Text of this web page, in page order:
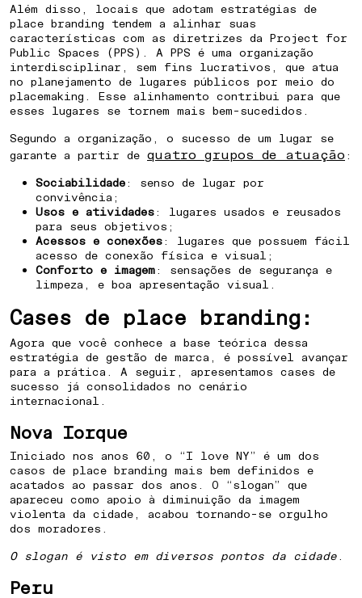
Além disso, locais que adotam estratégias de
place branding tendem a alinhar suas
características com as diretrizes da Project for
Public Spaces (PPS). A PPS é uma organização
interdisciplinar, sem fins lucrativos, que atua
no planejamento de lugares públicos por meio do
placemaking. Esse alinhamento contribui para que
esses lugares se tornem mais bem-sucedidos.
Segundo a organização, o sucesso de um lugar se
garante a partir de quatro grupos de atuação :
Sociabilidade: senso de lugar por
convivência;
Usos e atividades: lugares usados e reusados
para seus objetivos;
Acessos e conexões: lugares que possuem fácil
acesso de conexão física e visual;
Conforto e imagem: sensações de segurança e
limpeza, e boa apresentação visual.
Cases de place branding:
Agora que você conhece a base teórica dessa
estratégia de gestão de marca, é possível avançar
para a prática. A seguir, apresentamos cases de
sucesso já consolidados no cenário
internacional.
Nova Iorque
Iniciado nos anos 60, o “I love NY” é um dos
casos de place branding mais bem definidos e
acatados ao passar dos anos. O “slogan” que
apareceu como apoio à diminuição da imagem
violenta da cidade, acabou tornando-se orgulho
dos moradores.
O slogan é visto em diversos pontos da cidade
Peru